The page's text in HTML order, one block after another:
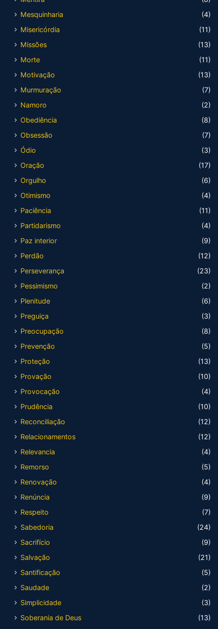
Mesquinharia
(4)
Misericórdia
(11)
Missões
(13)
Morte
(11)
Motivação
(13)
Murmuração
(7)
Namoro
(2)
Obediência
(8)
Obsessão
(7)
Ódio
(3)
Oração
(17)
Orgulho
(6)
Otimismo
(4)
Paciência
(11)
Partidarismo
(4)
Paz interior
(9)
Perdão
(12)
Perseverança
(23)
Pessimismo
(2)
Plenitude
(6)
Preguiça
(3)
Preocupação
(8)
Prevenção
(5)
Proteção
(13)
Provação
(10)
Provocação
(4)
Prudência
(10)
Reconciliação
(12)
Relacionamentos
(12)
Relevancia
(4)
Remorso
(5)
Renovação
(4)
Renúncia
(9)
Respeito
(7)
Sabedoria
(24)
Sacrifício
(9)
Salvação
(21)
Santificação
(5)
Saudade
(2)
Simplicidade
(3)
Soberania de Deus
(13)